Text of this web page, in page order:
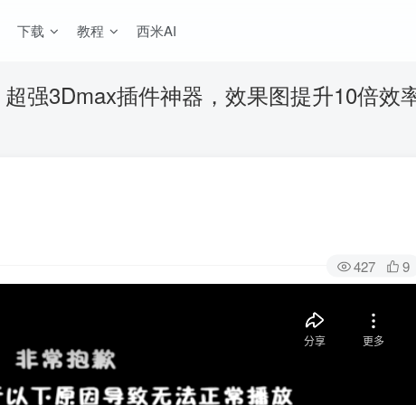
下载 教程 西米AI
超强3Dmax插件神器，效果图提升10倍效
427 9